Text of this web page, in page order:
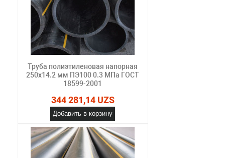
Труба полиэтиленовая напорная
250х14.2 мм ПЭ100 0.3 МПа ГОСТ
18599-2001
344 281,14 UZS
Добавить в корзину